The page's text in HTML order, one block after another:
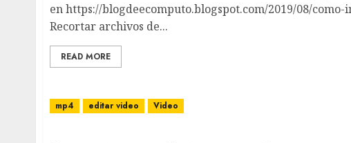
en https://blogdeecomputo.blogspot.com/2019/08/
Recortar archivos de...
READ MORE
mp4 editar video Video